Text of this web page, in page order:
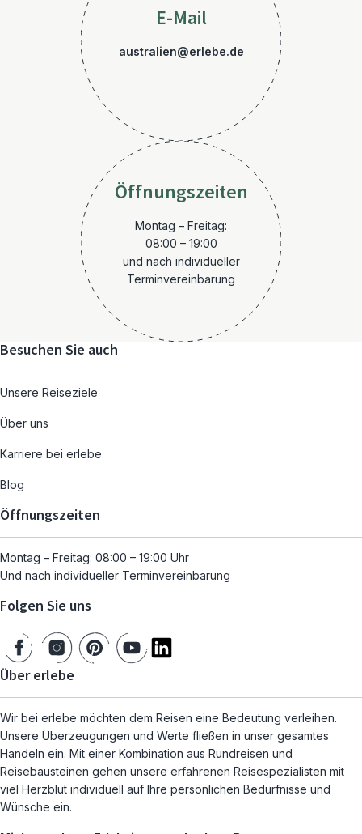
E-Mail
australien@erlebe.de
Öffnungszeiten
Montag – Freitag:
08:00 – 19:00
und nach individueller
Terminvereinbarung
Besuchen Sie auch
Unsere Reiseziele
Über uns
Karriere bei erlebe
Blog
Öffnungszeiten
Montag – Freitag: 08:00 – 19:00 Uhr
Und nach individueller Terminvereinbarung
Folgen Sie uns
Über erlebe
Wir bei erlebe möchten dem Reisen eine Bedeutung verleihen.
Unsere Überzeugungen und Werte fließen in unser gesamtes
Handeln ein. Mit einer Kombination aus Rundreisen und
Reisebausteinen gehen unsere erfahrenen Reisespezialisten mit
viel Herzblut individuell auf Ihre persönlichen Bedürfnisse und
Wünsche ein.